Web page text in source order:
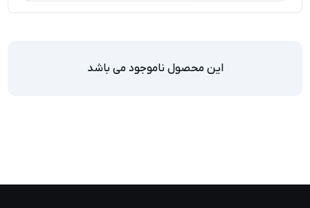
این محصول ناموجود می باشد